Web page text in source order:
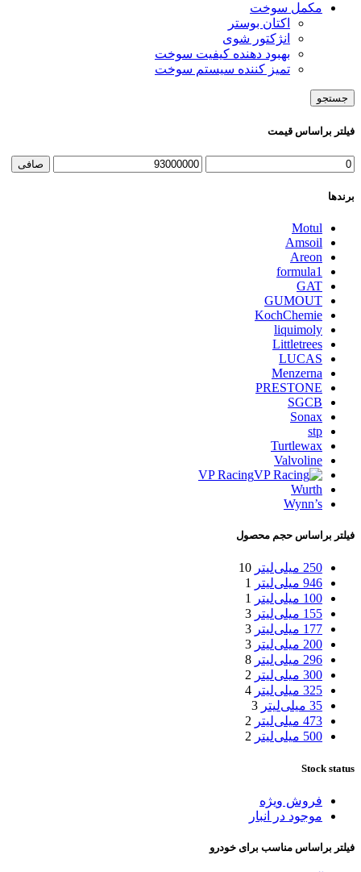
مکمل سوخت
اکتان بوستر
انژکتور شوی
بهبود دهنده کیفیت سوخت
تمیز کننده سیستم سوخت
جستجو
فیلتر براساس قیمت
صافی
برندها
Motul
Amsoil
Areon
formula1
GAT
GUMOUT
KochChemie
liquimoly
Littletrees
LUCAS
Menzerna
PRESTONE
SGCB
Sonax
stp
Turtlewax
Valvoline
VP Racing
Wurth
Wynn’s
فیلتر براساس حجم محصول
250 میلی‌لیتر
10
946 میلی‌لیتر
1
100 میلی‌لیتر
1
155 میلی‌لیتر
3
177 میلی‌لیتر
3
200 میلی‌لیتر
3
296 میلی‌لیتر
8
300 میلی‌لیتر
2
325 میلی‌لیتر
4
35 میلی‌لیتر
3
473 میلی‌لیتر
2
500 میلی‌لیتر
2
Stock status
فروش ویژه
موجود در انبار
فیلتر براساس مناسب برای خودرو